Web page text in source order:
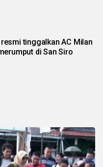
tinggalkan AC Milan
di San Siro